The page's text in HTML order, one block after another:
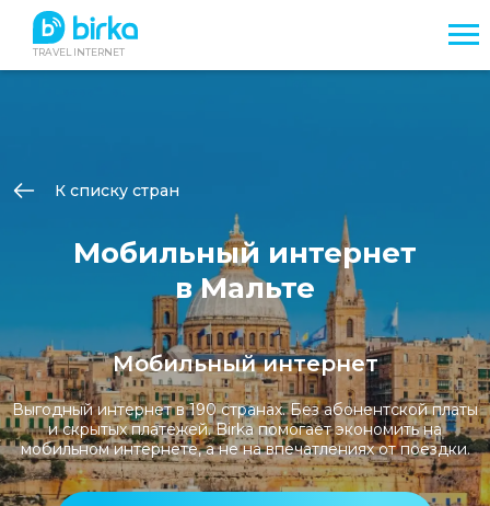
TRAVEL INTERNET
К списку стран
Мобильный интернет
в Мальте
Мобильный интернет
Выгодный интернет в 190 странах. Без абонентской платы
и скрытых платежей. Birka помогает экономить на
мобильном интернете, а не на впечатлениях от поездки.